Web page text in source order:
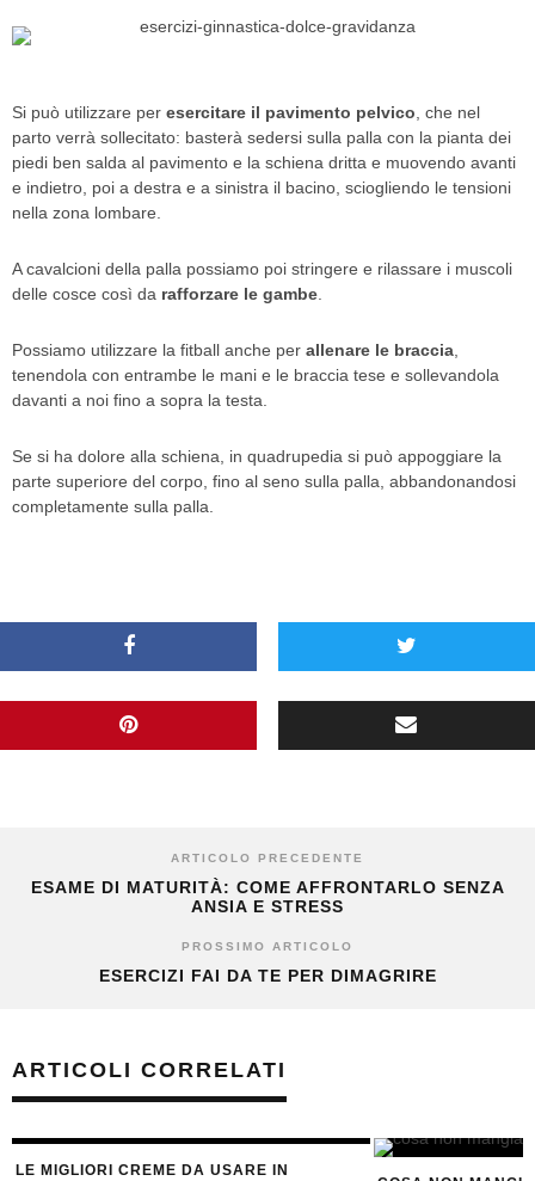
Si può utilizzare per esercitare il pavimento pelvico, che nel
parto verrà sollecitato: basterà sedersi sulla palla con la pianta dei
piedi ben salda al pavimento e la schiena dritta e muovendo avanti
e indietro, poi a destra e a sinistra il bacino, sciogliendo le tensioni
nella zona lombare.
A cavalcioni della palla possiamo poi stringere e rilassare i muscoli
delle cosce così da rafforzare le gambe.
Possiamo utilizzare la fitball anche per allenare le braccia,
tenendola con entrambe le mani e le braccia tese e sollevandola
davanti a noi fino a sopra la testa.
Se si ha dolore alla schiena, in quadrupedia si può appoggiare la
parte superiore del corpo, fino al seno sulla palla, abbandonandosi
completamente sulla palla.
ARTICOLO PRECEDENTE
ESAME DI MATURITÀ: COME AFFRONTARLO SENZA
ANSIA E STRESS
PROSSIMO ARTICOLO
ESERCIZI FAI DA TE PER DIMAGRIRE
ARTICOLI CORRELATI
LE MIGLIORI CREME DA USARE IN